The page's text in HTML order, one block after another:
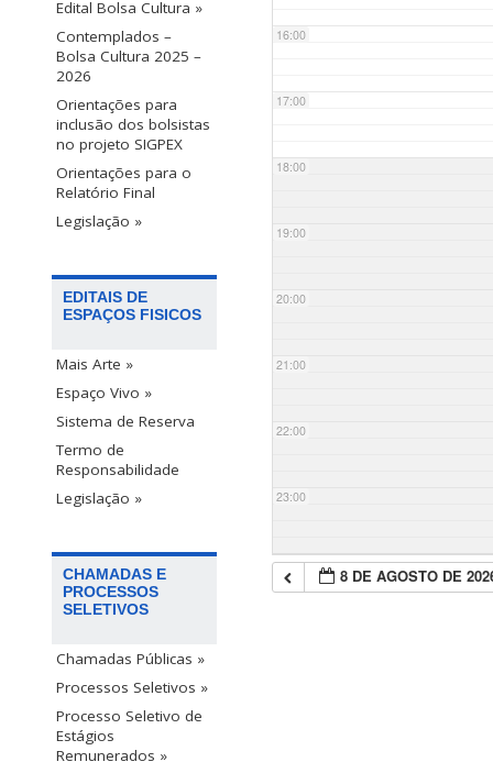
Edital Bolsa Cultura »
Contemplados –
Bolsa Cultura 2025 –
2026
Orientações para
inclusão dos bolsistas
no projeto SIGPEX
Orientações para o
Relatório Final
Legislação »
EDITAIS DE
ESPAÇOS FISICOS
Mais Arte »
Espaço Vivo »
Sistema de Reserva
Termo de
Responsabilidade
Legislação »
CHAMADAS E
PROCESSOS
SELETIVOS
Chamadas Públicas »
Processos Seletivos »
Processo Seletivo de
Estágios
Remunerados »
16:00
17:00
18:00
19:00
20:00
21:00
22:00
23:00
8 DE AGOSTO DE